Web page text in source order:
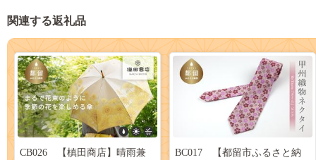
関連する返礼品
CB026 【槙田商店】晴雨兼
BC017 【都留市ふるさと納